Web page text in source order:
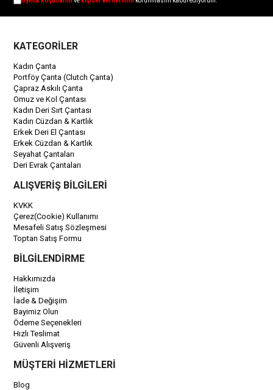
KATEGORİLER
Kadın Çanta
Portföy Çanta (Clutch Çanta)
Çapraz Askılı Çanta
Omuz ve Kol Çantası
Kadın Deri Sırt Çantası
Kadın Cüzdan & Kartlık
Erkek Deri El Çantası
Erkek Cüzdan & Kartlık
Seyahat Çantaları
Deri Evrak Çantaları
ALIŞVERİŞ BİLGİLERİ
KVKK
Çerez(Cookie) Kullanımı
Mesafeli Satış Sözleşmesi
Toptan Satış Formu
BİLGİLENDİRME
Hakkımızda
İletişim
İade & Değişim
Bayimiz Olun
Ödeme Seçenekleri
Hızlı Teslimat
Güvenli Alışveriş
MÜŞTERİ HİZMETLERİ
Blog